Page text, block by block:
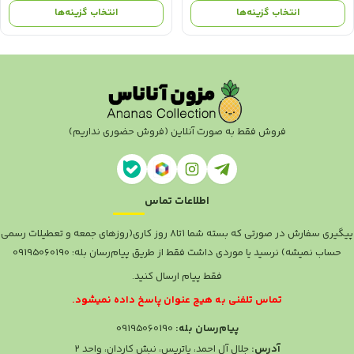
بود.
1.280.000 تومان.
انتخاب گزینه‌ها
بود.
انتخاب گزینه‌ها
فروش فقط به صورت آنلاین (فروش حضوری نداریم)
اطلاعات تماس
پیگیری سفارش در صورتی که بسته شما ۱تا۸ روز کاری(روزهای جمعه و تعطیلات رسمی
حساب نمیشه) نرسید یا موردی داشت فقط از طریق پیام‌رسان بله: 09195060190
فقط پیام ارسال کنید.
تماس تلفنی به هیچ عنوان پاسخ داده نمیشود.
پیام‌رسان بله:
آدرس: جلال آل احمد، پاتریس، نبش کاردان، واحد ۲